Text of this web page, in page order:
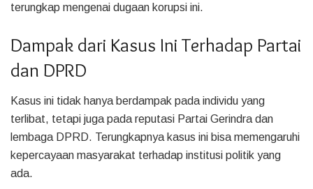
terungkap mengenai dugaan korupsi ini.
Dampak dari Kasus Ini Terhadap Partai
dan DPRD
Kasus ini tidak hanya berdampak pada individu yang
terlibat, tetapi juga pada reputasi Partai Gerindra dan
lembaga DPRD. Terungkapnya kasus ini bisa memengaruhi
kepercayaan masyarakat terhadap institusi politik yang
ada.